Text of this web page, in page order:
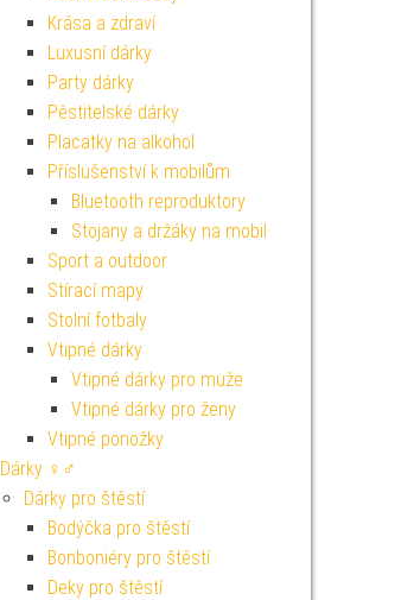
Krása a zdraví
Luxusní dárky
Party dárky
Pěstitelské dárky
Placatky na alkohol
Příslušenství k mobilům
Bluetooth reproduktory
Stojany a držáky na mobil
Sport a outdoor
Stírací mapy
Stolní fotbaly
Vtipné dárky
Vtipné dárky pro muže
Vtipné dárky pro ženy
Vtipné ponožky
Dárky ♀♂
Dárky pro štěstí
Bodýčka pro štěstí
Bonboniéry pro štěstí
Deky pro štěstí